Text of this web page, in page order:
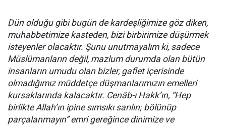
Dün olduğu gibi bugün de kardeşliğimize göz diken,
muhabbetimize kasteden, bizi birbirimize düşürmek
isteyenler olacaktır. Şunu unutmayalım ki, sadece
Müslümanların değil, mazlum durumda olan bütün
insanların umudu olan bizler, gaflet içerisinde
olmadığımız müddetçe düşmanlarımızın emelleri
kursaklarında kalacaktır. Cenâb-ı Hakk’ın, “Hep
birlikte Allah’ın ipine sımsıkı sarılın; bölünüp
parçalanmayın” emri gereğince dinimize ve